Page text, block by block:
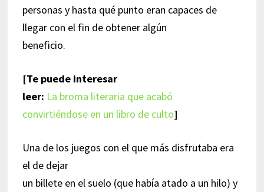
personas y hasta qué punto eran capaces de
llegar con el fin de obtener algún
beneficio.
[Te puede interesar
leer: La broma literaria que acabó
convirtiéndose en un libro de culto]
Una de los juegos con el que más disfrutaba era
el de dejar
un billete en el suelo (que había atado a un hilo) y